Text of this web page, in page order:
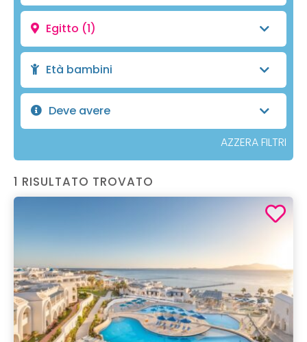
Egitto (1)
Età bambini
Deve avere
AZZERA FILTRI
1 RISULTATO TROVATO